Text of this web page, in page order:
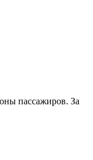
пассажиров. За